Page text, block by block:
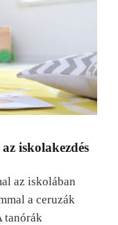
iskolakezdés
az iskolában
a ceruzák
tanórák